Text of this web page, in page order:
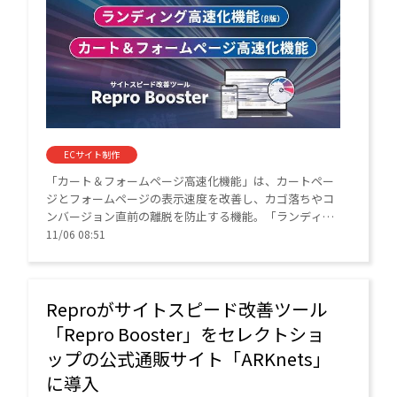
ECサイト制作
「カート＆フォームページ高速化機能」は、カートペー
ジとフォームページの表示速度を改善し、カゴ落ちやコ
ンバージョン直前の離脱を防止する機能。「ランディン
グ高速化機能」はβ版で提供、ランディングページ
11/06 08:51
Reproがサイトスピード改善ツール
「Repro Booster」をセレクトショ
ップの公式通販サイト「ARKnets」
に導入